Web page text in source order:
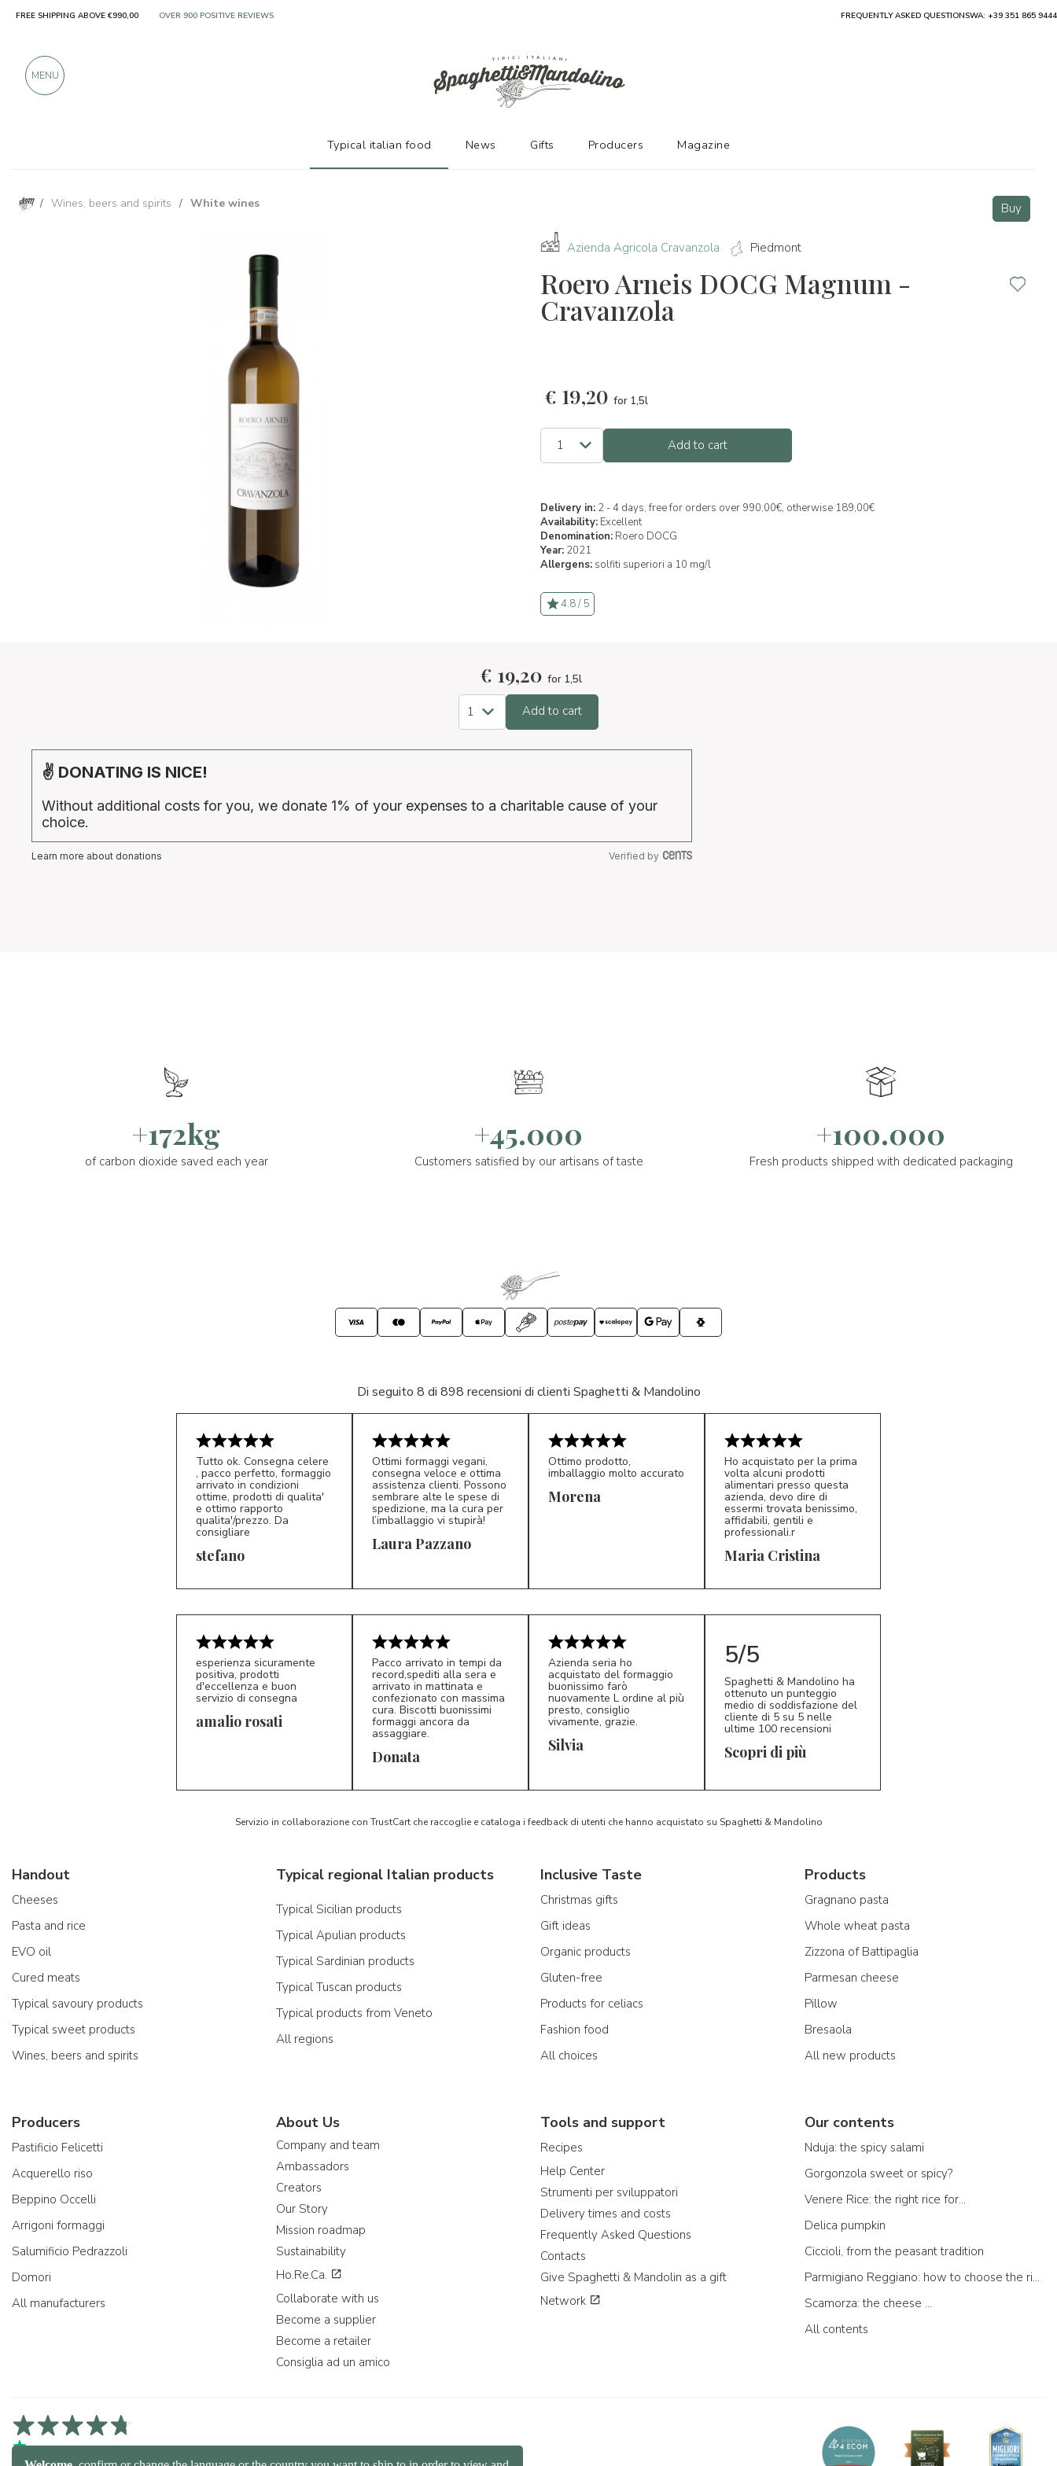
/ Wines, beers and spirits / White wines Buy
Azienda Agricola Cravanzola Piedmont
Roero Arneis DOCG Magnum -
Cravanzola
€ 19,20 for 1,5l
Add to cart
Delivery in: 2 - 4 days, free for orders over 990,00€, otherwise 189,00€
Availability: Excellent
Denomination: Roero DOCG
Year: 2021
Allergens: solfiti superiori a 10 mg/l
4.8 / 5
€ 19,20 for 1,5l
Add to cart
✌ DONATING IS NICE!
Without additional costs for you, we donate 1% of your expenses to a charitable cause of your
choice.
Learn more about donations Verified by
+172kg
of carbon dioxide saved each year
+45.000
Customers satisfied by our artisans of taste
+100.000
Fresh products shipped with dedicated packaging
Di seguito 8 di 898 recensioni di clienti Spaghetti & Mandolino
S*
Tutto ok. Consegna celere
, pacco perfetto, formaggio
arrivato in condizioni
ottime, prodotti di qualita'
e ottimo rapporto
qualita'/prezzo. Da
consigliare
stefano LP 5/5
Ottimi formaggi vegani,
consegna veloce e ottima
assistenza clienti. Possono
sembrare alte le spese di
spedizione, ma la cura per
l’imballaggio vi stupirà!
Laura Pazzano
Ottimo prodotto,
imballaggio molto accurato
Morena
MC 5/5
Ho acquistato per la prima
volta alcuni prodotti
alimentari presso questa
azienda, devo dire di
essermi trovata benissimo,
affidabili, gentili e
professionali.r
Maria Cristina
esperienza sicuramente
positiva, prodotti
d'eccellenza e buon
servizio di consegna
amalio rosati
D*
Pacco arrivato in tempi da
record,spediti alla sera e
arrivato in mattinata e
confezionato con massima
cura. Biscotti buonissimi
formaggi ancora da
assaggiare.
Donata S*
Azienda seria ho
acquistato del formaggio
buonissimo farò
nuovamente L ordine al più
presto, consiglio
vivamente, grazie.
Silvia
5/5
Spaghetti & Mandolino ha
ottenuto un punteggio
medio di soddisfazione del
cliente di 5 su 5 nelle
ultime 100 recensioni
Scopri di più
Servizio in collaborazione con TrustCart che raccoglie e cataloga i feedback di utenti che hanno acquistato su Spaghetti & Mandolino
Handout
Cheeses
Pasta and rice
EVO oil
Cured meats
Typical savoury products
Typical sweet products
Wines, beers and spirits
Typical regional Italian products
Typical Sicilian products
Typical Apulian products
Typical Sardinian products
Typical Tuscan products
Typical products from Veneto
All regions
Inclusive Taste
Christmas gifts
Gift ideas
Organic products
Gluten-free
Products for celiacs
Fashion food
All choices
Products
Gragnano pasta
Whole wheat pasta
Zizzona of Battipaglia
Parmesan cheese
Pillow
Bresaola
All new products
Producers
Pastificio Felicetti
Acquerello riso
Beppino Occelli
Arrigoni formaggi
Salumificio Pedrazzoli
Domori
All manufacturers
About Us
Company and team
Ambassadors
Creators
Our Story
Mission roadmap
Sustainability
Ho.Re.Ca.
Collaborate with us
Become a supplier
Become a retailer
Consiglia ad un amico
Tools and support
Recipes
Help Center
Strumenti per sviluppatori
Delivery times and costs
Frequently Asked Questions
Contacts
Give Spaghetti & Mandolin as a gift
Network
Our contents
Nduja: the spicy salami
Gorgonzola sweet or spicy?
Venere Rice: the right rice for...
Delica pumpkin
Ciccioli, from the peasant tradition
Parmigiano Reggiano: how to choose the right one
Scamorza: the cheese ...
All contents
4,7/5 on Trustpilot
FREE SHIPPING ABOVE €990,00 ONLY PRODUCTS FROM EXCELLENT MANUFACTURERS FREQUENTLY ASKED QUESTIONSWA: +39 351 865 9444
MENU
Typical italian food News Gifts Producers Magazine